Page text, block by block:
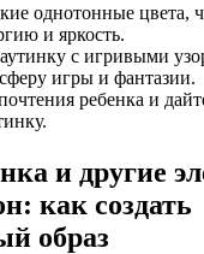
однотонные цвета,
и яркость.
с игривыми
игры и фантазии.
ребенка и
и другие
как создать
образ